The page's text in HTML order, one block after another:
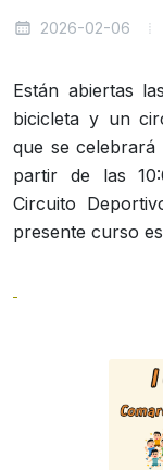
2026-02-06
Están abiertas
bicicleta y un
que se
partir de las
Circuito
presente curso